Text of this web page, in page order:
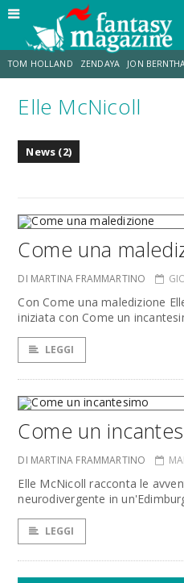
TOM HOLLAND ZENDAYA JON
STRANIMONDI LUCCA COMICS & GAMES
Elle McNicoll
News (2)
Come una
DI MARTINA FRAMMARTINO
Con Come una maledizione
iniziata con Come un
LEGGI
Come un
DI MARTINA FRAMMARTINO
Elle McNicoll racconta le
neurodivergente in
LEGGI